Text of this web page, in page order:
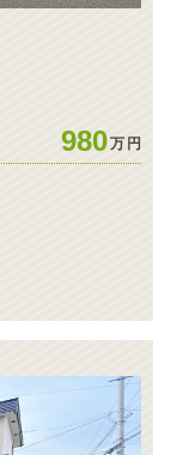
980万 円